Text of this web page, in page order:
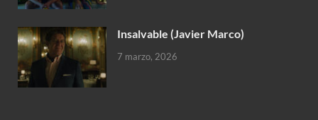
Insalvable (Javier Marco)
7 marzo, 2026